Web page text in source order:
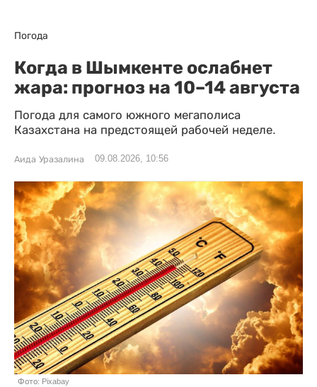
Погода
Когда в Шымкенте ослабнет
жара: прогноз на 10–14 августа
Погода для самого южного мегаполиса
Казахстана на предстоящей рабочей неделе.
Аида Уразалина 09.08.2026, 10:56
Фото: Pixabay